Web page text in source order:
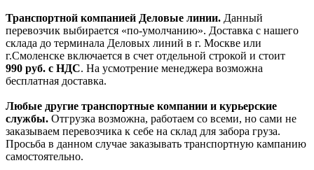
Транспортной компанией Деловые линии. Данный
перевозчик выбирается «по-умолчанию». Доставка с нашего
склада до терминала Деловых линий в г. Москве или
г.Смоленске включается в счет отдельной строкой и стоит
990 руб. с НДС. На усмотрение менеджера возможна
бесплатная доставка.
Любые другие транспортные компании и курьерские
службы. Отгрузка возможна, работаем со всеми, но сами не
заказываем перевозчика к себе на склад для забора груза.
Просьба в данном случае заказывать транспортную кампанию
самостоятельно.